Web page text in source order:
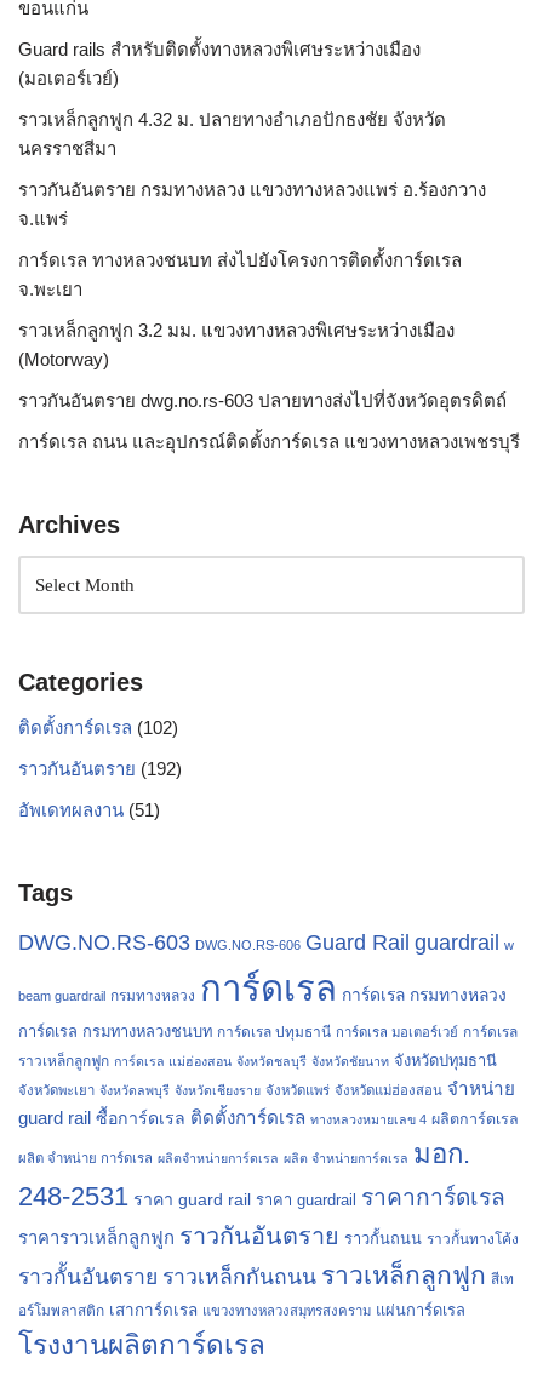
ขอนแก่น
Guard rails สำหรับติดตั้งทางหลวงพิเศษระหว่างเมือง
(มอเตอร์เวย์)
ราวเหล็กลูกฟูก 4.32 ม. ปลายทางอำเภอปักธงชัย จังหวัด
นครราชสีมา
ราวกันอันตราย กรมทางหลวง แขวงทางหลวงแพร่ อ.ร้องกวาง
จ.แพร่
การ์ดเรล ทางหลวงชนบท ส่งไปยังโครงการติดตั้งการ์ดเรล
จ.พะเยา
ราวเหล็กลูกฟูก 3.2 มม. แขวงทางหลวงพิเศษระหว่างเมือง
(Motorway)
ราวกันอันตราย dwg.no.rs-603 ปลายทางส่งไปที่จังหวัดอุตรดิตถ์
การ์ดเรล ถนน และอุปกรณ์ติดตั้งการ์ดเรล แขวงทางหลวงเพชรบุรี
Archives
Categories
ติดตั้งการ์ดเรล (102)
ราวกันอันตราย (192)
อัพเดทผลงาน (51)
Tags
DWG.NO.RS-603 DWG.NO.RS-606 Guard Rail guardrail w
beam guardrail กรมทางหลวง การ์ดเรล การ์ดเรล กรมทางหลวง
การ์ดเรล กรมทางหลวงชนบท การ์ดเรล ปทุมธานี การ์ดเรล มอเตอร์เวย์ การ์ดเรล
ราวเหล็กลูกฟูก การ์ดเรล แม่ฮ่องสอน จังหวัดชลบุรี จังหวัดชัยนาท จังหวัดปทุมธานี
จังหวัดพะเยา จังหวัดลพบุรี จังหวัดเชียงราย จังหวัดแพร่ จังหวัดแม่ฮ่องสอน จำหน่าย
guard rail ซื้อการ์ดเรล ติดตั้งการ์ดเรล ทางหลวงหมายเลข 4 ผลิตการ์ดเรล
ผลิต จำหน่าย การ์ดเรล ผลิตจำหน่ายการ์ดเรล ผลิต จำหน่ายการ์ดเรล มอก.
248-2531 ราคา guard rail ราคา guardrail ราคาการ์ดเรล
ราคาราวเหล็กลูกฟูก ราวกันอันตราย ราวกั้นถนน ราวกั้นทางโค้ง
ราวกั้นอันตราย ราวเหล็กกันถนน ราวเหล็กลูกฟูก สีเท
อร์โมพลาสติก เสาการ์ดเรล แขวงทางหลวงสมุทรสงคราม แผ่นการ์ดเรล
โรงงานผลิตการ์ดเรล